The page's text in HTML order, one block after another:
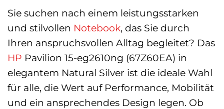
Sie suchen nach einem leistungsstarken
und stilvollen Notebook, das Sie durch
Ihren anspruchsvollen Alltag begleitet? Das
HP Pavilion 15-eg2610ng (67Z60EA) in
elegantem Natural Silver ist die ideale Wahl
für alle, die Wert auf Performance, Mobilität
und ein ansprechendes Design legen. Ob